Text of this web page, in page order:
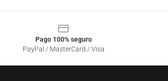
Pago 100% seguro
PayPal / MasterCard / Visa